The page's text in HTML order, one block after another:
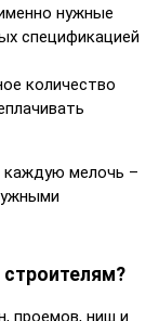
нужные
спецификацией
количество
каждую мелочь –
проемов, ниш и